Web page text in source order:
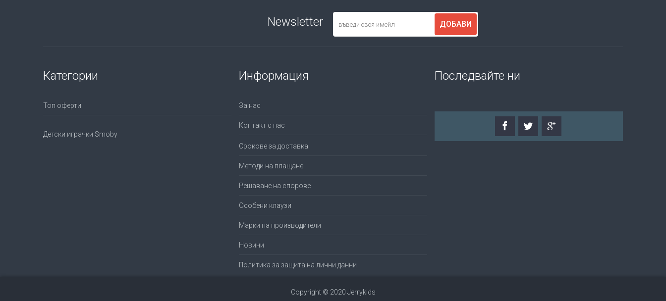
Newsletter ДОБАВИ
Категории
Топ оферти
Детски играчки Smoby
Информация
За нас
Контакт с нас
Срокове за доставка
Методи на плащане
Решаване на спорове
Особени клаузи
Марки на производители
Новини
Политика за защита на лични данни
Последвайте ни
Copyright © 2020 Jerrykids